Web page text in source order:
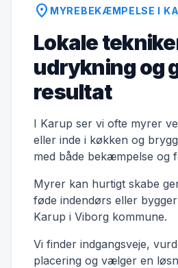
location_on MYREBEKÆMPELSE I
Lokale
udrykning og
resultat
I Karup ser vi ofte myrer
eller inde i køkken og
med både bekæmpelse og
Myrer kan hurtigt skabe
føde indendørs eller
Karup i Viborg kommune.
Vi finder indgangsveje,
placering og vælger en